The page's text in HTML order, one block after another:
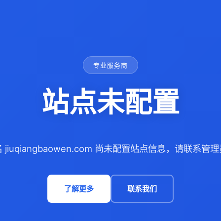
专业服务商
站点未配置
jiuqiangbaowen.com 尚未配置站点信息，请联系管理
了解更多 联系我们